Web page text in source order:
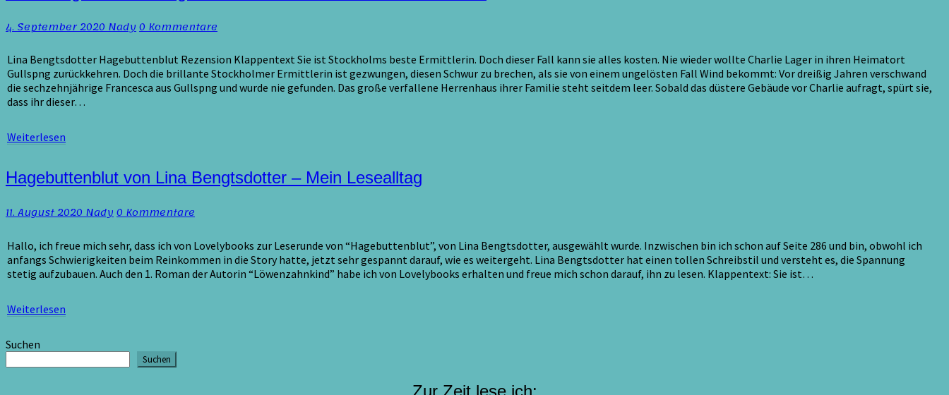
Bengtsdotter
Hagebuttenblut
Rezension
/
4
von
Sterne
4. September 2020NadyKommentare
0 Kommentare
Lina Bengtsdotter Hagebuttenblut Rezension Klappentext Sie ist Stockholms beste Ermittlerin. Doch dieser Fall kann sie alles kosten. Nie wieder wollte Charlie Lager in ihren Heimatort
Gullspng zurückkehren. Doch die brillante Stockholmer Ermittlerin ist gezwungen, diesen Schwur zu brechen, als sie von einem ungelösten Fall Wind bekommt: Vor dreißig Jahren verschwand
die sechzehnjährige Francesca aus Gullspng und wurde nie gefunden. Das große verfallene Herrenhaus ihrer Familie steht seitdem leer. Sobald das düstere Gebäude vor Charlie aufragt, spürt sie,
dass ihr dieser…
Weiterlesen
Hagebuttenblut
von
Bengtsdotter
Mein
Lesealltag
Hagebuttenblut von Lina Bengtsdotter – Mein Lesealltag
11. August 2020NadyKommentare
0 Kommentare
Hallo, ich freue mich sehr, dass ich von Lovelybooks zur Leserunde von “Hagebuttenblut”, von Lina Bengtsdotter, ausgewählt wurde. Inzwischen bin ich schon auf Seite 286 und bin, obwohl ich
anfangs Schwierigkeiten beim Reinkommen in die Story hatte, jetzt sehr gespannt darauf, wie es weitergeht. Lina Bengtsdotter hat einen tollen Schreibstil und versteht es, die Spannung
stetig aufzubauen. Auch den 1. Roman der Autorin “Löwenzahnkind” habe ich von Lovelybooks erhalten und freue mich schon darauf, ihn zu lesen. Klappentext: Sie ist…
Weiterlesen
Suchen
Suchen
Zur Zeit lese ich: